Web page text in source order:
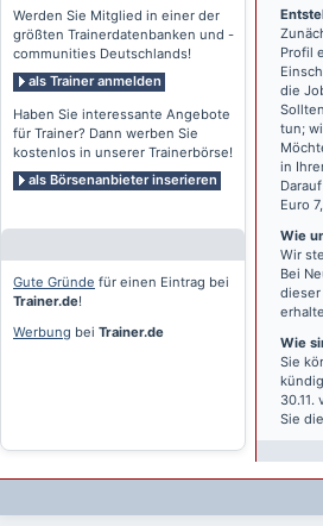
Werden Sie Mitglied in einer der
größten Trainerdatenbanken und -
communities Deutschlands!
als Trainer anmelden
Haben Sie interessante Angebote
für Trainer? Dann werben Sie
kostenlos in unserer Trainerbörse!
als Börsenanbieter inserieren
Gute Gründe für einen Eintrag bei
Trainer.de!
Werbung bei Trainer.de
Profil
die
tun;
in
Euro
Wie
Wir
Bei
dieser
Wie
Sie
Sie